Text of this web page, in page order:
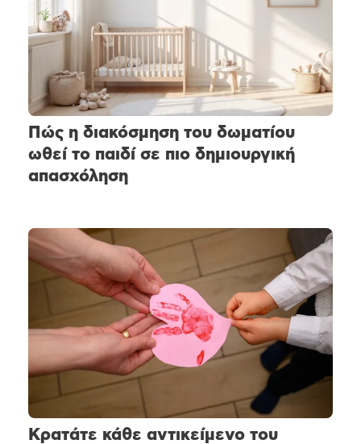
Πώς η διακόσμηση του δωματίου
ωθεί το παιδί σε πιο δημιουργική
απασχόληση
Κρατάτε κάθε αντικείμενο του